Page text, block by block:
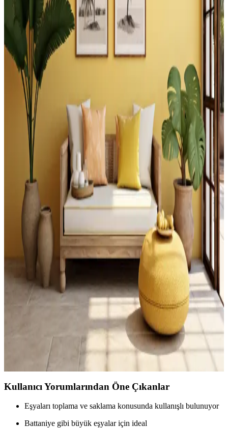
Tuvaletin Üstü İçin Fonksiyonel ve Estetik
Dekorasyon ve Depolama Çözümleri
Tuvaletin üst kısmı, depolama dolapları, raflar, sanat eserleri ve
uygun aydınlatma ile hem fonksiyonel hem de estetik hale
getirilebilir. Doğru malzeme ve renk seçimi mekanın atmosferini
dengeler.
Yatak Başındaki Çatı Pencereleri İçin Fonksiyonel
ve Estetik Tasarım Çözümleri
Yatak başındaki çatı pencereleri için gömme oturma alanları, Roman
stor perdeler, duvara monte raflar ve bitkilerle estetik ve fonksiyonel
çözümler sunuluyor. Doğru yerleşimle oda dengeli hale geliyor.
Merdiven Üstündeki Geniş Düz Yüzeyin
Fonksiyonel Kullanımı ve Tasarım Önerileri
Merdiven üstündeki geniş yüzeyler, güvenlik önlemleri ve doğru
tasarım ile bitkilerden depolamaya, sanat eserlerinden evcil hayvan
alanlarına kadar çeşitli şekillerde değerlendirilebilir.
Küçük Boşlukların Dekorasyonunda İşlevsel ve
Estetik Çözümler
Küçük boşlukların dekorasyonunda ışık durumu, depolama
çözümleri ve kişisel kullanım alanları ön planda. Bitkiler, çok amaçlı
mobilyalar ve özel tasarımlarla alanlar fonksiyonel ve estetik hale
getirilebilir.
Ahşap Kirişli Evlerde Sage Green ve Bronz
Kulplarla Modern Dekorasyon Seçenekleri
Ahşap kirişler ve beyaz tezgahların bulunduğu evlerde sage green
dolaplar ve bronz kulplar, estetik ve fonksiyonel bir dekorasyon
sunar. Aydınlatma, depolama ve aksesuar seçimleriyle mekanın
atmosferi tamamlanır.
Kullanıcı Yorumlarından Öne Çıkanlar
Eşyaları toplama ve saklama konusunda kullanışlı bulunuyor
Battaniye gibi büyük eşyalar için ideal